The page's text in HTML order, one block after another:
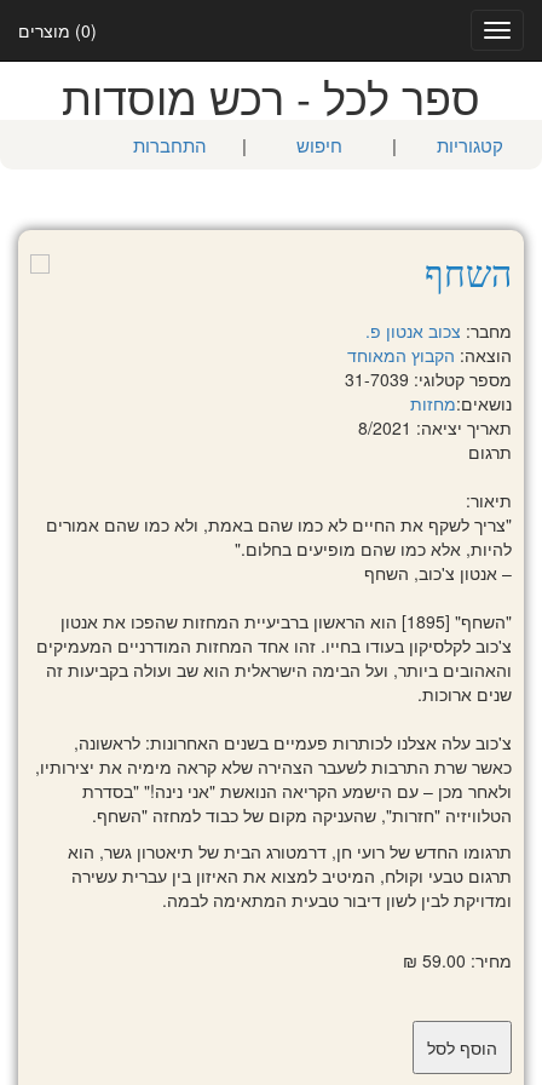
(0) מוצרים
Toggle
navigation
ספר לכל - רכש מוסדות
קטגוריות | חיפוש | התחברות
השחף
מחבר: צכוב אנטון פ.
הוצאה: הקבוץ המאוחד
מספר קטלוגי: 31-7039
נושאים:מחזות
תאריך יציאה: 8/2021
תרגום
תיאור:
"צריך לשקף את החיים לא כמו שהם באמת, ולא כמו שהם אמורים
להיות, אלא כמו שהם מופיעים בחלום."
– אנטון צ'כוב, השחף
"השחף" [1895] הוא הראשון ברביעיית המחזות שהפכו את אנטון
צ'כוב לקלסיקון בעודו בחייו. זהו אחד המחזות המודרניים המעמיקים
והאהובים ביותר, ועל הבימה הישראלית הוא שב ועולה בקביעות זה
שנים ארוכות.
צ'כוב עלה אצלנו לכותרות פעמיים בשנים האחרונות: לראשונה,
כאשר שרת התרבות לשעבר הצהירה שלא קראה מימיה את יצירותיו,
ולאחר מכן – עם הישמע הקריאה הנואשת "אני נינה!" "בסדרת
הטלוויזיה "חזרות", שהעניקה מקום של כבוד למחזה "השחף.
תרגומו החדש של רועי חן, דרמטורג הבית של תיאטרון גשר, הוא
תרגום טבעי וקולח, המיטיב למצוא את האיזון בין עברית עשירה
ומדויקת לבין לשון דיבור טבעית המתאימה לבמה.
מחיר: 59.00 ₪